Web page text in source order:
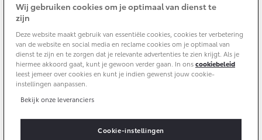
HYBRIDE
Vanaf € 33.495,-
HYBRIDE
Toyota C-HR
Schade & Garantie
Toyota Pechhulp
Schade & Glasherstel
10 jaar Toyota garantie
10 jaar batterijgarantie
Toyota fabrieksgarantie
Oplaadservice
Thuislaadpakketten
Laadpas
Energie en slim laden
Contact zakelijke markt
Leasen
Financial Lease
Operational Lease
Vraag een brochure aan
Bekijk de verwachte modellen
Onderhoud en reparatie
Voor onderhoud en reparatie maak je als Toyota
leaserijder een afspraak bij jouw Toyota dealer. De
dealer regelt de afwikkeling voor de in het contract
opgenomen posten. Vragen met betrekking tot
stellen. Gebruik daarvoor de rode button 'Vraag stellen
Wij gebruiken cookies om je optimaal van dienst te
zijn
Deze website maakt gebruik van essentiële cookies, cookies ter verbetering
van de website en social media en reclame cookies om je optimaal van
dienst te zijn en te zorgen dat je relevante advertenties te zien krijgt. Als je
hiermee akkoord gaat, kunt je gewoon verder gaan. In onscookiebeleid
leest jemeer over cookies en kunt je indien gewenst jouw cookie-
instellingen aanpassen.
Bekijk onze leveranciers
Cookie-instellingen